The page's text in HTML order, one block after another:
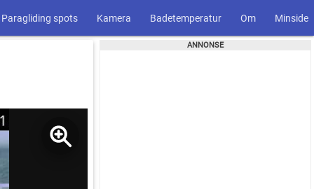
Paragliding spots Kamera Badetemperatur Om Minside